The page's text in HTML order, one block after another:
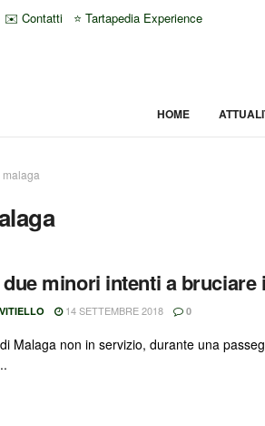
✉️ Contatti ⭐ Tartapedia Experience
HOME
malaga
minori intenti a bruciare
14 SETTEMBRE 2018 0
Malaga non in servizio, durante una